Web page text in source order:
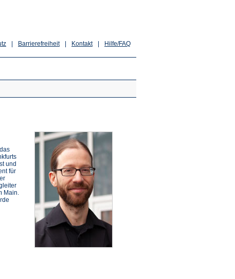
Hilfe/FAQ
Kontakt
Barrierefreiheit
und
für
Main.